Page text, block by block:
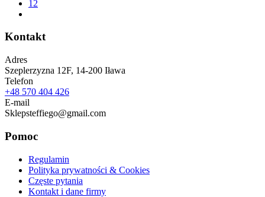
12
Kontakt
Adres
Szeplerzyzna 12F, 14-200 Iława
Telefon
+48 570 404 426
E-mail
Sklepsteffiego@gmail.com
Pomoc
Regulamin
Polityka prywatności & Cookies
Częste pytania
Kontakt i dane firmy